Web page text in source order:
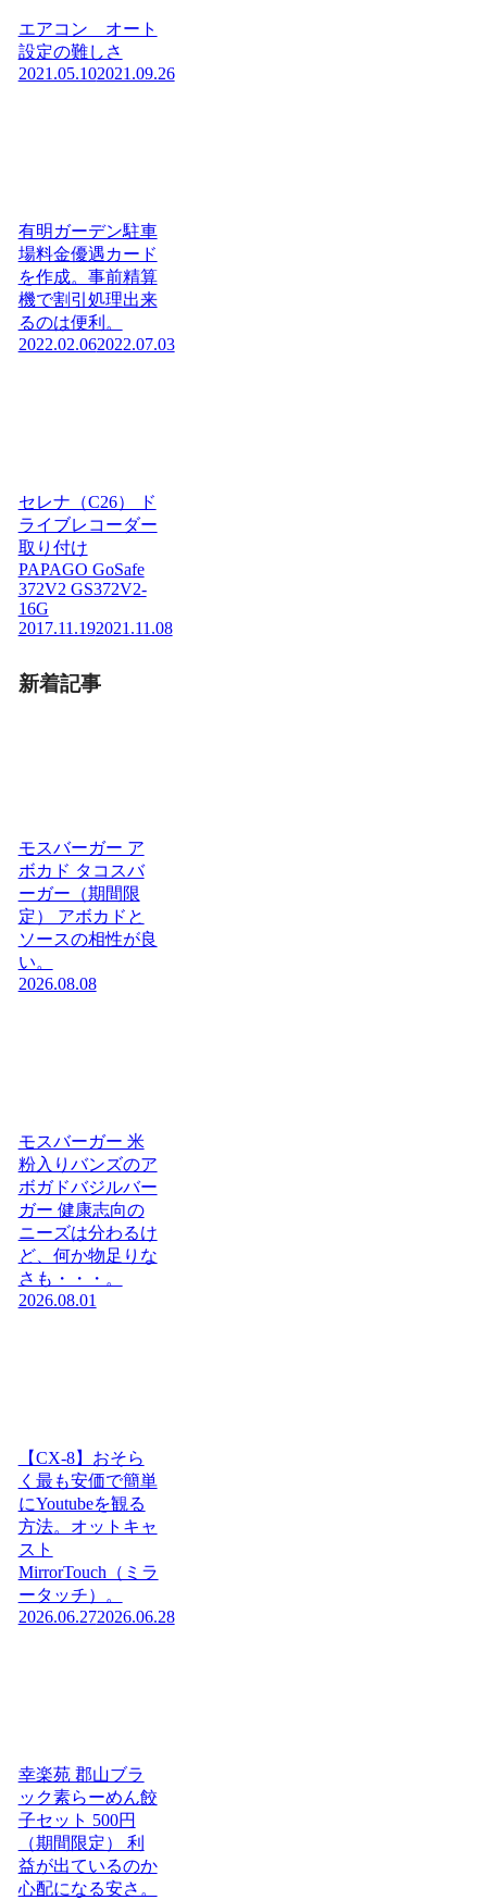
エアコン オート
設定の難しさ
2021.05.102021.09.26
有明ガーデン駐車
場料金優遇カード
を作成。事前精算
機で割引処理出来
るのは便利。
2022.02.062022.07.03
セレナ（C26） ド
ライブレコーダー
取り付け
PAPAGO GoSafe
372V2 GS372V2-
16G
2017.11.192021.11.08
新着記事
モスバーガー ア
ボカド タコスバ
ーガー（期間限
定） アボカドと
ソースの相性が良
い。
2026.08.08
モスバーガー 米
粉入りバンズのア
ボガドバジルバー
ガー 健康志向の
ニーズは分わるけ
ど、何か物足りな
さも・・・。
2026.08.01
【CX-8】おそら
く最も安価で簡単
にYoutubeを観る
方法。オットキャ
スト
MirrorTouch（ミラ
ータッチ）。
2026.06.272026.06.28
幸楽苑 郡山ブラ
ック素らーめん餃
子セット 500円
（期間限定） 利
益が出ているのか
心配になる安さ。